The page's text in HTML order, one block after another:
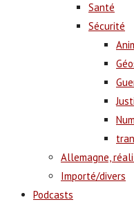
Santé
Sécurité
Allemagne,
Importé/divers
Podcasts